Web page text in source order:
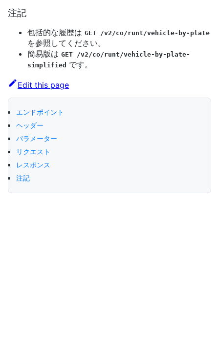
注記
包括的な履歴は GET /v2/co/runt/vehicle-by-plate
を参照してください。
簡易版は GET /v2/co/runt/vehicle-by-plate-
simplified です。
Edit this page
エンドポイント
ヘッダー
パラメーター
リクエスト
レスポンス
注記